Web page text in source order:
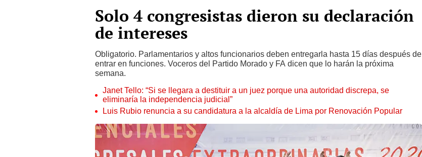
Solo 4 congresistas dieron su declaración
de intereses
Obligatorio. Parlamentarios y altos funcionarios deben entregarla hasta 15 días después de
entrar en funciones. Voceros del Partido Morado y FA dicen que lo harán la próxima
semana.
Janet Tello: “Si se llegara a destituir a un juez porque una autoridad discrepa, se
eliminaría la independencia judicial”
Luis Rubio renuncia a su candidatura a la alcaldía de Lima por Renovación Popular